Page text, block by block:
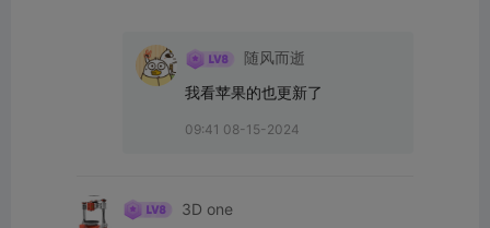
随风而逝
我看苹果的也更新了
09:41 08-15-2024
3D one